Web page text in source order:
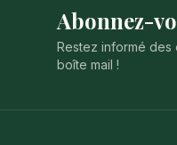
Abonnez-
Restez informé
boîte mail !